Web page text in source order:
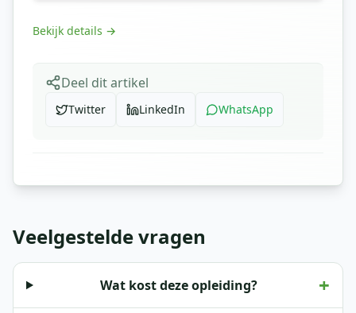
Bekijk details →
Deel dit artikel
Twitter LinkedIn WhatsApp
Veelgestelde vragen
Wat kost deze opleiding? +